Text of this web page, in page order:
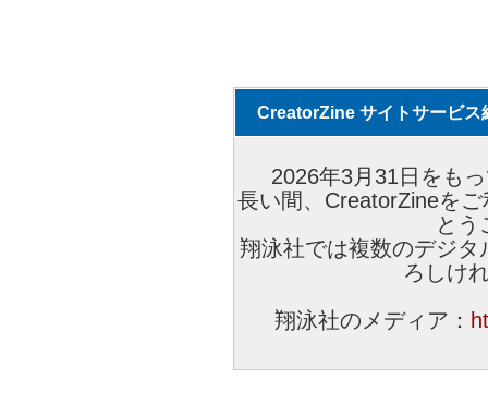
CreatorZine サイトサービス
2026年3月31日をも
長い間、CreatorZineを
とう
翔泳社では複数のデジ
ろしけ
翔泳社のメディア：